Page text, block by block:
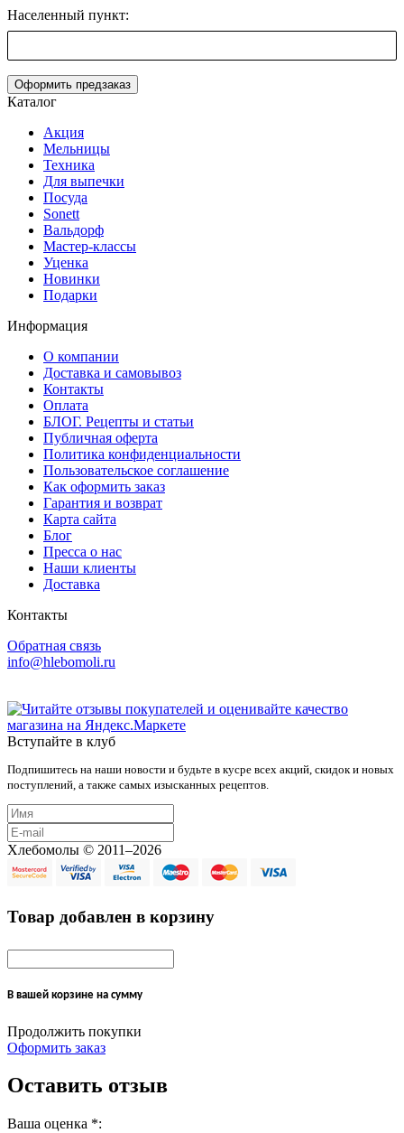
Населенный пункт:
Оформить предзаказ
Каталог
Акция
Мельницы
Техника
Для выпечки
Посуда
Sonett
Вальдорф
Мастер-классы
Уценка
Новинки
Подарки
Информация
О компании
Доставка и самовывоз
Контакты
Оплата
БЛОГ. Рецепты и статьи
Публичная оферта
Политика конфиденциальности
Пользовательское соглашение
Как оформить заказ
Гарантия и возврат
Карта сайта
Блог
Пресса о нас
Наши клиенты
Доставка
Контакты
Обратная связь
info@hlebomoli.ru
Вступайте в клуб
Подпишитесь на наши новости и будьте в кусре всех акций, скидок и новых
поступлений, а также самых изысканных рецептов.
Хлебомолы © 2011–2026
Товар добавлен в корзину
В вашей корзине на сумму
Продолжить покупки
Оформить заказ
Оставить отзыв
Ваша оценка *: